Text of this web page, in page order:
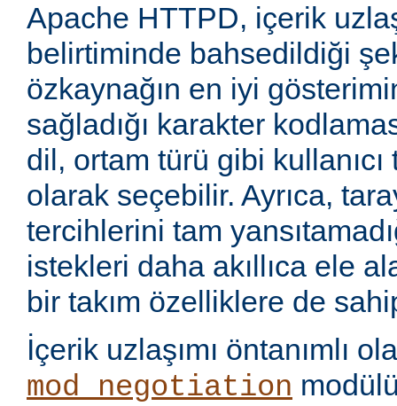
Apache HTTPD, içerik
belirtiminde bahsedildiği
özkaynağın en iyi
sağladığı karakter
dil, ortam türü gibi
olarak seçebilir. Ayrıca,
tercihlerini tam
istekleri daha akıllıca ele
bir takım özelliklere de
İçerik uzlaşımı öntanımlı
mod_negotiation